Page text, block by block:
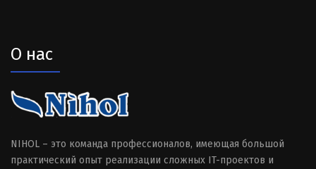
О нас
NIHOL – это команда профессионалов, имеющая большой
практический опыт реализации сложных IT-проектов и